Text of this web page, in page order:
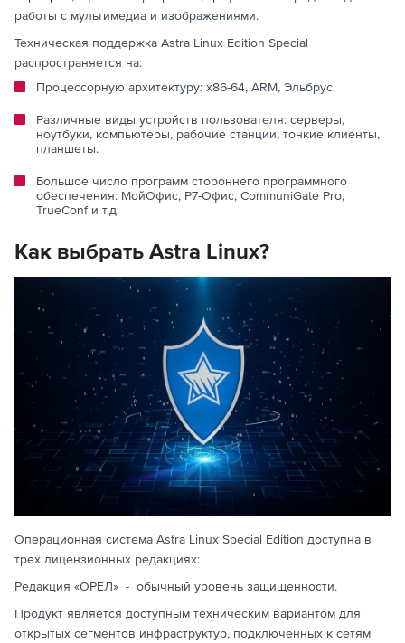
работы с мультимедиа и изображениями.
Техническая поддержка Astra Linux Edition Special
распространяется на:
Процессорную архитектуру: х86-64, ARM, Эльбрус.
Различные виды устройств пользователя: серверы,
ноутбуки, компьютеры, рабочие станции, тонкие клиенты,
планшеты.
Большое число программ стороннего программного
обеспечения: МойОфис, Р7-Офис, CommuniGate Pro,
TrueConf и т.д.
Как выбрать Astra Linux?
Операционная система Astra Linux Special Edition доступна в
трех лицензионных редакциях:
Редакция «ОРЕЛ» - обычный уровень защищенности.
Продукт является доступным техническим вариантом для
открытых сегментов инфраструктур, подключенных к сетям